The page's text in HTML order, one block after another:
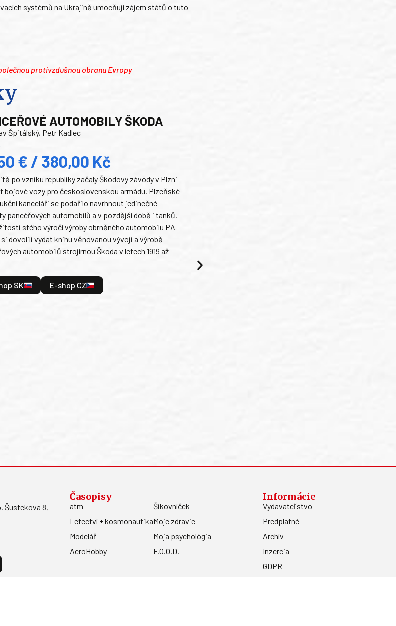
systémů na Ukrajině umocňují zájem států o tuto
protivzdušnou obranu Evropy
AUTOMOBILY ŠKODA
Špitálský, Petr Kadlec
€ / 380,00 Kč
po vzniku republiky začaly Škodovy závody v Plzni
bojové vozy pro československou armádu. Plzeňské
kanceláři se podařilo navrhnout jedinečné
pancéřových automobilů a v pozdější době i tanků.
stého výročí výroby obrněného automobilu PA-
si dovolili vydat knihu věnovanou vývoji a výrobě
automobilů strojírnou Škoda v letech 1919 až
SK E-shop CZ
Šustekova 8,
Časopisy
atm
Letectví + kosmonautika
Modelář
AeroHobby
Šikovníček
Moje zdravie
Moja psychológia
F.O.O.D.
Informácie
Vydavateľstvo
Predplatné
Archív
Inzercia
GDPR